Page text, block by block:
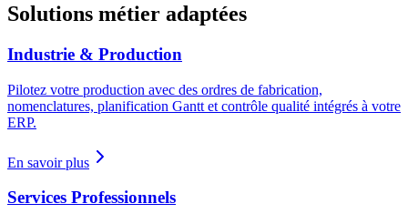
Solutions métier adaptées
Industrie & Production
Pilotez votre production avec des ordres de fabrication,
nomenclatures, planification Gantt et contrôle qualité intégrés à votre
ERP.
En savoir plus
Services Professionnels